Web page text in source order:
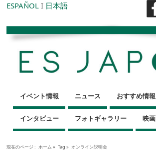
ESPAÑOL I 日本語
イベント情報 ニュース おすすめ情報
インタビュー フォトギャラリー 映画
現在のページ : ホーム » Tag » オンライン説明会